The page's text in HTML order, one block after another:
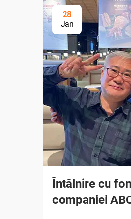
28
Jan
Întâlnire cu
companiei